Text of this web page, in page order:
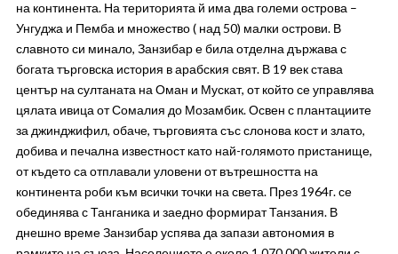
на континента. На територията й има два големи острова –
Унгуджа и Пемба и множество ( над 50) малки острови. В
славното си минало, Занзибар е била отделна държава с
богата търговска история в арабския свят. В 19 век става
център на султаната на Оман и Мускат, от който се управлява
цялата ивица от Сомалия до Мозамбик. Освен с плантациите
за джинджифил, обаче, търговията със слонова кост и злато,
добива и печална известност като най-голямото пристанище,
от където са отплавали уловени от вътрешността на
континента роби към всички точки на света. През 1964г. се
обединява с Танганика и заедно формират Танзания. В
днешно време Занзибар успява да запази автономия в